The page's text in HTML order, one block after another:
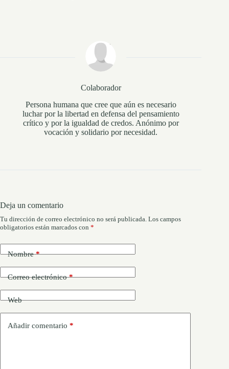
Colaborador
Persona humana que cree que aún es necesario
luchar por la libertad en defensa del pensamiento
crítico y por la igualdad de credos. Anónimo por
vocación y solidario por necesidad.
Deja un comentario
Tu dirección de correo electrónico no será publicada. Los campos
obligatorios están marcados con *
Nombre*
Correo electrónico*
Web
Añadir comentario *